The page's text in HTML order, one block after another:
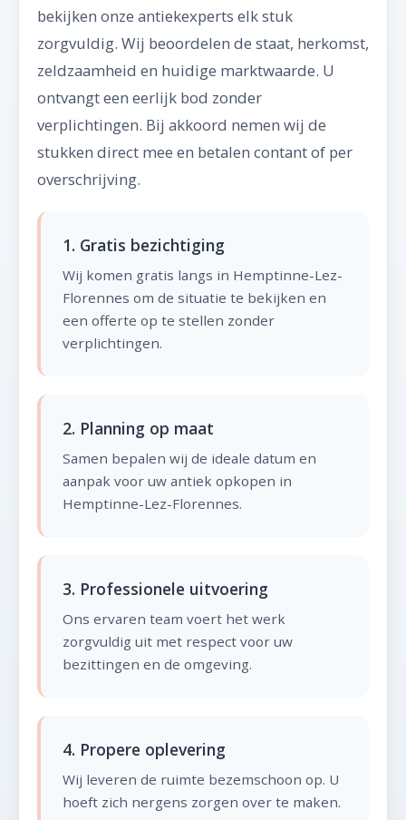
bekijken onze antiekexperts elk stuk
zorgvuldig. Wij beoordelen de staat, herkomst,
zeldzaamheid en huidige marktwaarde. U
ontvangt een eerlijk bod zonder
verplichtingen. Bij akkoord nemen wij de
stukken direct mee en betalen contant of per
overschrijving.
1. Gratis bezichtiging
Wij komen gratis langs in Hemptinne-Lez-
Florennes om de situatie te bekijken en
een offerte op te stellen zonder
verplichtingen.
2. Planning op maat
Samen bepalen wij de ideale datum en
aanpak voor uw antiek opkopen in
Hemptinne-Lez-Florennes.
3. Professionele uitvoering
Ons ervaren team voert het werk
zorgvuldig uit met respect voor uw
bezittingen en de omgeving.
4. Propere oplevering
Wij leveren de ruimte bezemschoon op. U
hoeft zich nergens zorgen over te maken.